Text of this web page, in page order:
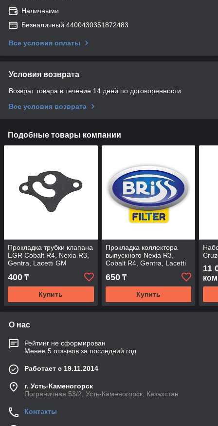
Наличными
Безналичный 4400430351872483
Все условия оплаты
Условия возврата
Возврат товара в течение 14 дней по договоренности
Все условия возврата
Подобные товары компании
Прокладка трубки клапана
EGR Cobalt R4, Nexia R3,
Gentra, Lacetti GM
400 ₸
Купить
Прокладка коллектора
выпускного Nexia R3,
Cobalt R4, Gentra, Lacetti
650₸
Купить
11
О нас
Рейтинг не сформирован
Менее 5 отзывов за последний год
Работает с 19.11.2014
г. Усть-Каменогорск
Пограничная 53/2, Усть-Каменогорск, Казахстан
Контакты